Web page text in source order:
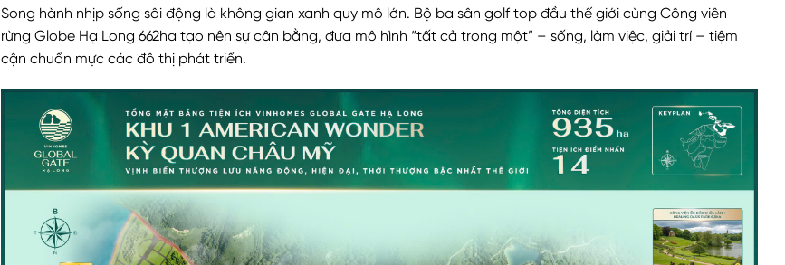
Song hành nhịp sống sôi động là không gian xanh quy mô lớn. Bộ ba sân golf top đầu thế giới cùng Công viên
rừng Globe Hạ Long 662ha tạo nên sự cân bằng, đưa mô hình “tất cả trong một” – sống, làm việc, giải trí – tiệm
cận chuẩn mực các đô thị phát triển.